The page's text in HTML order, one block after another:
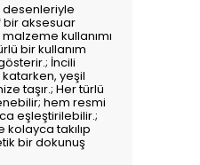
desenleriyle
bir aksesuar
kullanımı
bir kullanım
İncili
katarken, yeşil
taşır.; Her türlü
hem resmi
eşleştirilebilir.;
takılıp
bir dokunuş